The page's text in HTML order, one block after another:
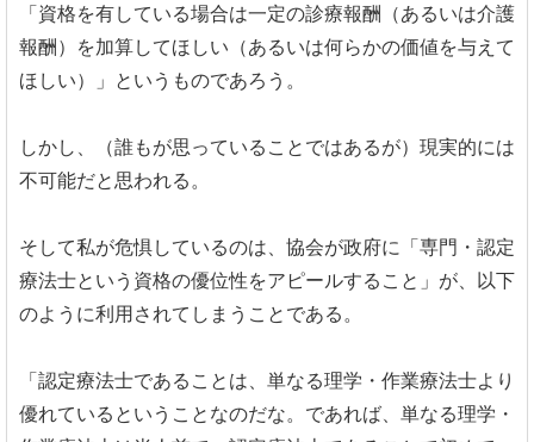
「資格を有している場合は一定の診療報酬（あるいは介護
報酬）を加算してほしい（あるいは何らかの価値を与えて
ほしい）」というものであろう。
しかし、（誰もが思っていることではあるが）現実的には
不可能だと思われる。
そして私が危惧しているのは、協会が政府に「専門・認定
療法士という資格の優位性をアピールすること」が、以下
のように利用されてしまうことである。
「認定療法士であることは、単なる理学・作業療法士より
優れているということなのだな。であれば、単なる理学・